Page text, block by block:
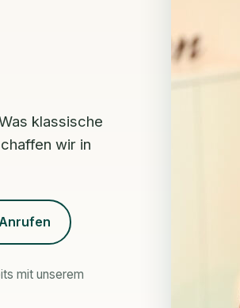
klassische
wir in
Anrufen
mit unserem